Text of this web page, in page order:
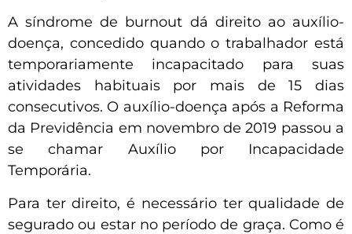
A síndrome de burnout dá direito ao auxílio-
doença, concedido quando o trabalhador está
temporariamente incapacitado para suas
atividades habituais por mais de 15 dias
consecutivos. O auxílio-doença após a Reforma
da Previdência em novembro de 2019 passou a
se chamar Auxílio por Incapacidade
Temporária.
Para ter direito, é necessário ter qualidade de
segurado ou estar no período de graça. Como é